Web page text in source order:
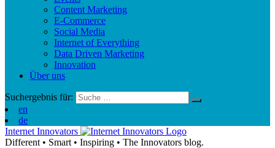
Content Marketing
E-Commerce
Social Media
Internet of Everything
Data Driven Marketing
Innovation
Über uns
Suchergebnis für:
en
de
Internet Innovators
Different • Smart • Inspiring • The Innovators blog.